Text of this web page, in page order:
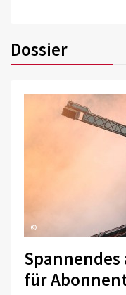
Dossier
©
für